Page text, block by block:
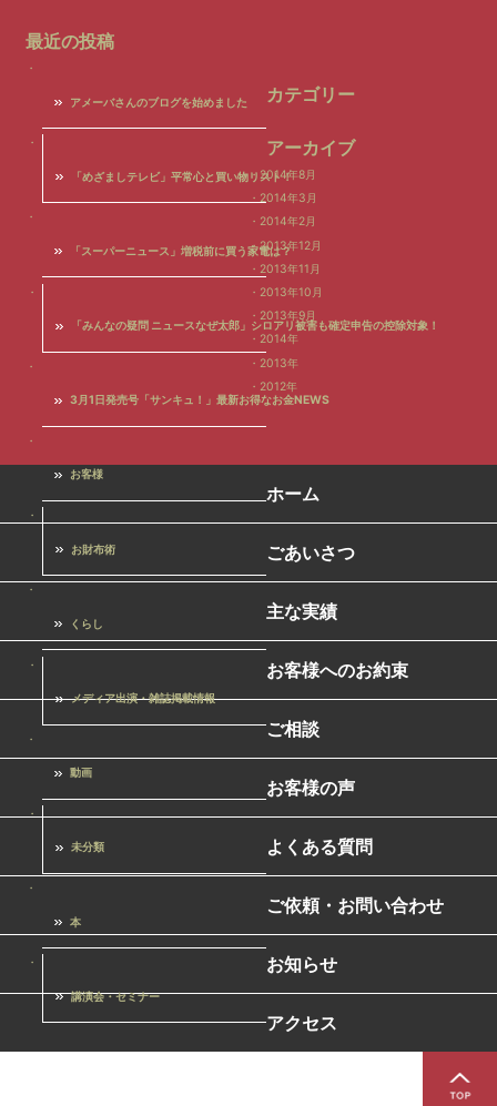
最近の投稿
アメーバさんのブログを始めました
「めざましテレビ」平常心と買い物リスト！
「スーパーニュース」増税前に買う家電は？
「みんなの疑問 ニュースなぜ太郎」シロアリ被害も確定申告の控除対象！
3月1日発売号「サンキュ！」最新お得なお金NEWS
カテゴリー
お客様
お財布術
くらし
メディア出演・雑誌掲載情報
動画
未分類
本
講演会・セミナー
アーカイブ
2014年8月
2014年3月
2014年2月
2013年12月
2013年11月
2013年10月
2013年9月
2014年
2013年
2012年
ホーム
ごあいさつ
主な実績
お客様へのお約束
ご相談
お客様の声
よくある質問
ご依頼・お問い合わせ
お知らせ
アクセス